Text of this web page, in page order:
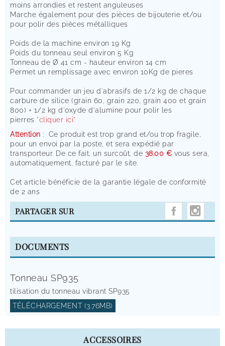
moins arrondies et restent anguleuses
Marche également pour des pièces de bijouterie et/ou
pour polir des pièces métalliques
Poids de la machine environ 19 Kg
Poids du tonneau seul environ 5 Kg
Tonneau de Ø 41 cm - hauteur environ 14 cm
Permet un remplissage avec environ 10Kg de pieres
Pour commander un jeu d'abrasifs de 1/2 kg de chaque
carbure de silice (grain 60, grain 220, grain 400 et grain
800) + 1/2 kg d'oxyde d'alumine pour polir les
pierres "cliquer ici"
Attention : Ce produit est trop grand et/ou trop fragile,
pour un envoi par la poste, et sera expédié par
transporteur. De ce fait, un surcoût, de 38.00 € vous sera,
automatiquement, facturé par le site.
Cet article bénéficie de la garantie légale de conformité
de 2 ans
PARTAGER SUR
DOCUMENTS
Tonneau SP935
tilisation du tonneau vibrant SP935
TÉLÉCHARGEMENT (3.76MB)
ACCESSOIRES